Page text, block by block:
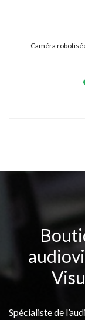
Caméra
Spécialiste de